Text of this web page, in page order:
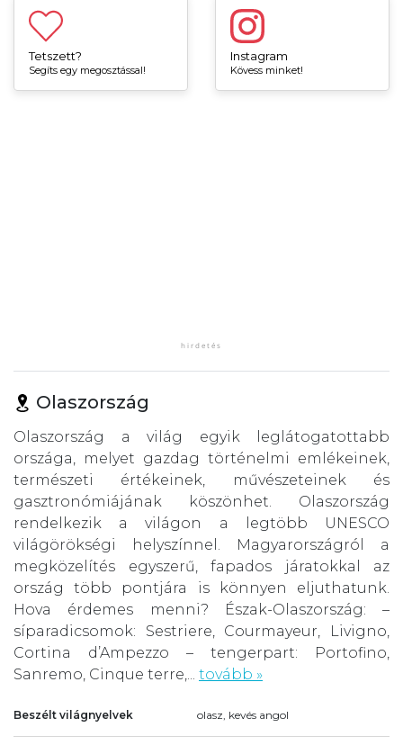
Tetszett?
Segíts egy megosztással!
Instagram
Kövess minket!
Olaszország
Olaszország a világ egyik leglátogatottabb
országa, melyet gazdag történelmi emlékeinek,
természeti értékeinek, művészeteinek és
gasztronómiájának köszönhet. Olaszország
rendelkezik a világon a legtöbb UNESCO
világörökségi helyszínnel. Magyarországról a
megközelítés egyszerű, fapados járatokkal az
ország több pontjára is könnyen eljuthatunk.
Hova érdemes menni? Észak-Olaszország: –
síparadicsomok: Sestriere, Courmayeur, Livigno,
Cortina d’Ampezzo – tengerpart: Portofino,
Sanremo, Cinque terre,... tovább »
Beszélt világnyelvek olasz, kevés angol